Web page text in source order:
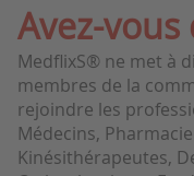
Avez-
MedflixS® ne met à
membres de la
rejoindre les
Médecins,
Kinésithérapeutes,